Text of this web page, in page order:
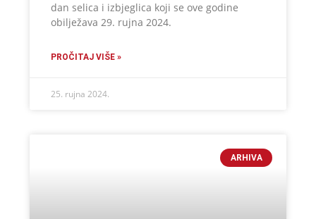
dan selica i izbjeglica koji se ove godine
obilježava 29. rujna 2024.
PROČITAJ VIŠE »
25. rujna 2024.
ARHIVA